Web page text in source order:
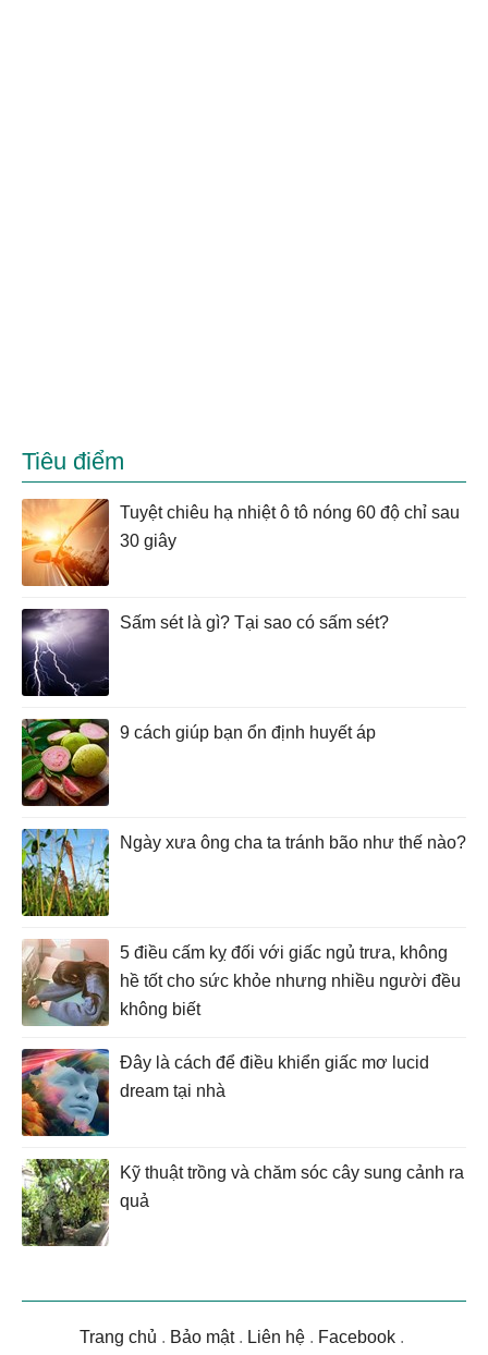
Tiêu điểm
Tuyệt chiêu hạ nhiệt ô tô nóng 60 độ chỉ sau
30 giây
Sấm sét là gì? Tại sao có sấm sét?
9 cách giúp bạn ổn định huyết áp
Ngày xưa ông cha ta tránh bão như thế nào?
5 điều cấm kỵ đối với giấc ngủ trưa, không
hề tốt cho sức khỏe nhưng nhiều người đều
không biết
Đây là cách để điều khiển giấc mơ lucid
dream tại nhà
Kỹ thuật trồng và chăm sóc cây sung cảnh ra
quả
Trang chủ . Bảo mật. Liên hệ . Facebook .